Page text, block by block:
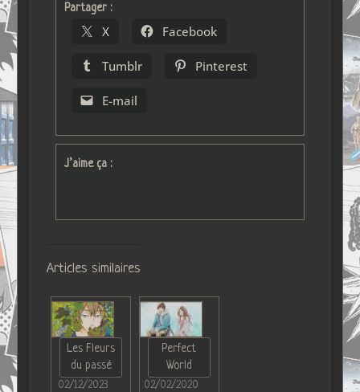
Partager :
X Facebook
Tumblr Pinterest
E-mail
J’aime ça :
Articles similaires
Les Fleurs
du passé
02/12/2023
Perfect
World
02/02/2020